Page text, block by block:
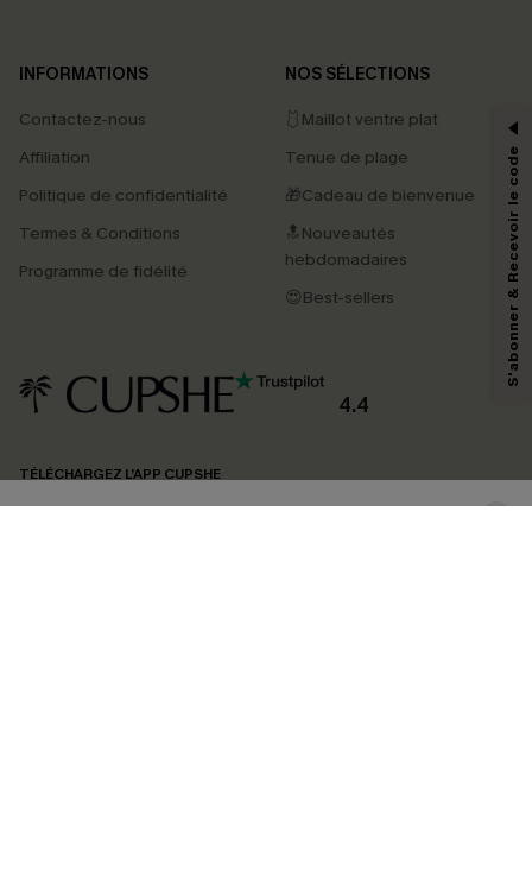
INFORMATIONS
Contactez-nous
Affiliation
Politique de confidentialité
Termes & Conditions
Programme de fidélité
NOS SÉLECTIONS
🩱Maillot ventre plat
Tenue de plage
🎁Cadeau de bienvenue
🔝Nouveautés
hebdomadaires
😍Best-sellers
4.4
TÉLÉCHARGEZ L’APP CUPSHE
PROFITEZ DE -15%
-15% dès 2 Achetés par E-mail
En soumettant votre adresse e-mail, vous acceptez de recevoir des e-mails
marketing (y compris du contenu généré par l'IA) de Cupshe et
reconnaissez avoir pris connaissance de nos
pouvons utiliser les données collectées sur notre site ainsi que des
produits susceptibles de vous intéresser, conformément à notre
Politique de
confidentialité
. Vous pouvez vous désabonner à tout moment.
S'abonner & Recevoir le code